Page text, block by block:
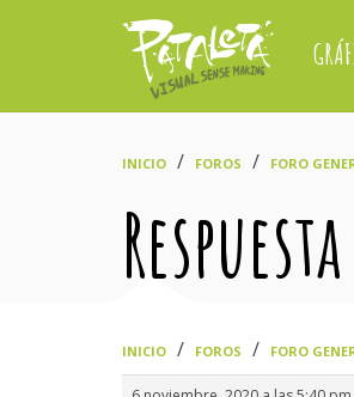
INICIO FOROS FORO
INICIO FOROS FORO